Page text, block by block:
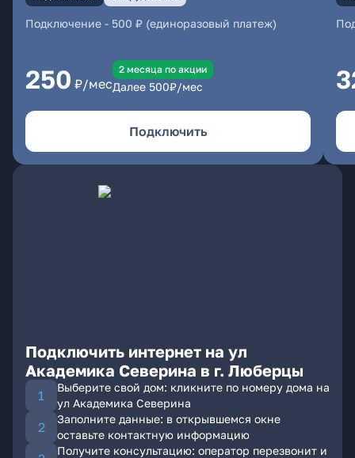
Подключение - 500 ₽ (единоразовый платеж)
250 ₽/мес
2 месяцa по акции
Далее 500₽/мес
Подключить
Подключить интернет на ул
Академика Северина в г. Люберцы
Выберите свой дом: кликните по номеру дома на
ул Академика Северина
Заполните данные: в открывшемся окне
оставьте контактную информацию
Получите консультацию: оператор перезвонит и